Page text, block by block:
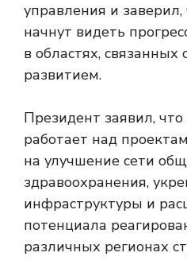
управления и
начнут видеть
в областях,
развитием.
Президент заявил,
работает над
на улучшение сети
здравоохранения,
инфраструктуры и
потенциала
различных регионах